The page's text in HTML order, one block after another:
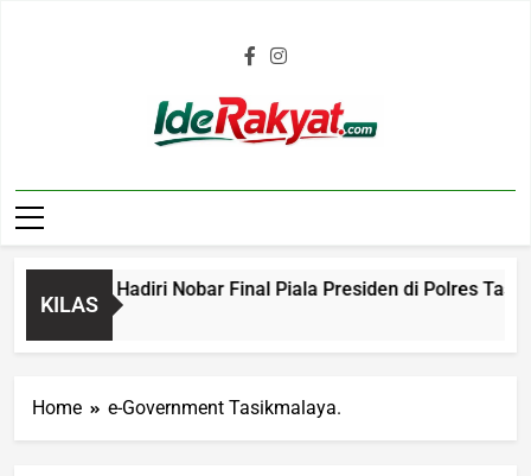
Iderakyat.com
KILAS
Bobotoh Hadiri Nobar Final Piala Presiden di Polres
Home e-Government Tasikmalaya.